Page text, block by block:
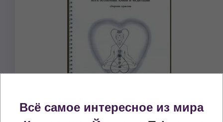
Всё самое интересное из мира